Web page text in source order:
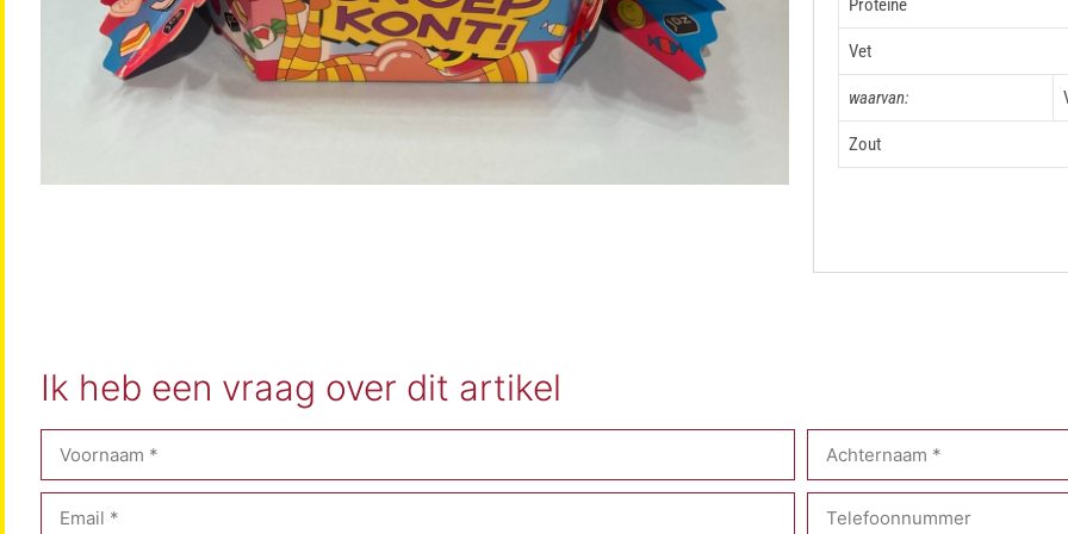
Vet
waarvan:
Zout
Ik heb een vraag over dit artikel